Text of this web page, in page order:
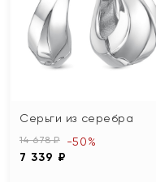
Серьги из серебра
14 678 ₽
7 339 ₽
-50%